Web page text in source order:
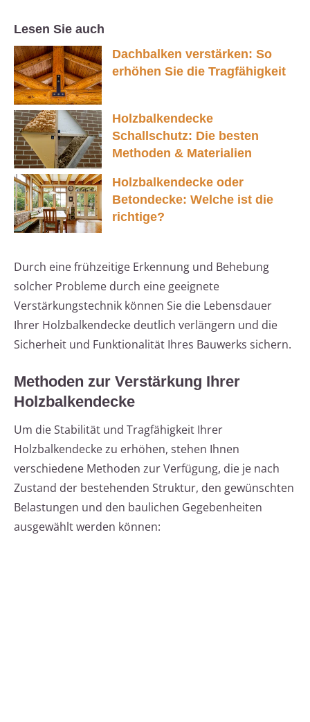
Lesen Sie auch
Dachbalken verstärken: So
erhöhen Sie die Tragfähigkeit
Holzbalkendecke
Schallschutz: Die besten
Methoden & Materialien
Holzbalkendecke oder
Betondecke: Welche ist die
richtige?
Durch eine frühzeitige Erkennung und Behebung
solcher Probleme durch eine geeignete
Verstärkungstechnik können Sie die Lebensdauer
Ihrer Holzbalkendecke deutlich verlängern und die
Sicherheit und Funktionalität Ihres Bauwerks sichern.
Methoden zur Verstärkung Ihrer
Holzbalkendecke
Um die Stabilität und Tragfähigkeit Ihrer
Holzbalkendecke zu erhöhen, stehen Ihnen
verschiedene Methoden zur Verfügung, die je nach
Zustand der bestehenden Struktur, den gewünschten
Belastungen und den baulichen Gegebenheiten
ausgewählt werden können: